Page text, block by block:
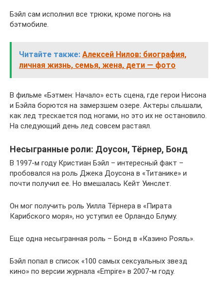
Бэйл сам исполнил все трюки, кроме погонь на
бэтмобиле.
Читайте также: Алексей Нилов: биография,
личная жизнь, семья, жена, дети — фото
В фильме «Бэтмен: Начало» есть сцена, где герои Нисона
и Бэйла борются на замерзшем озере. Актеры слышали,
как лед трескается под ногами, но это их не остановило.
На следующий день лед совсем растаял.
Несыгранные роли: Доусон, Тёрнер, Бонд
В 1997-м году Кристиан Бэйл – интересный факт –
пробовался на роль Джека Доусона в «Титанике» и
почти получил ее. Но вмешалась Кейт Уинслет.
Он мог получить роль Уилла Тёрнера в «Пирата
Карибского моря», но уступил ее Орландо Блуму.
Еще одна несыгранная роль – Бонд в «Казино Рояль».
Бэйл попал в список «100 самых сексуальных звезд
кино» по версии журнала «Empire» в 2007-м году.